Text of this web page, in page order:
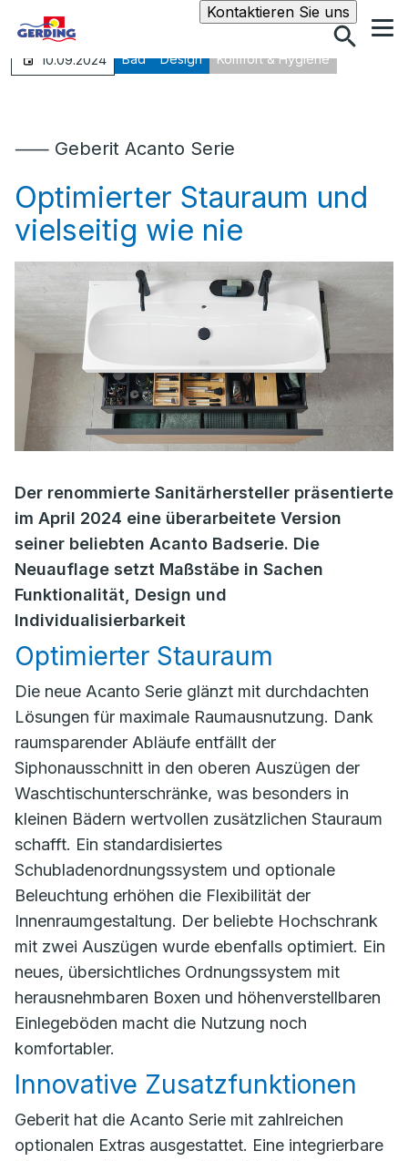
Kontaktieren Sie unsSuche
10.09.2024 Bad Design Komfort & Hygiene
⸺ Geberit Acanto Serie
Optimierter Stauraum und
vielseitig wie nie
Der renommierte Sanitärhersteller präsentierte
im April 2024 eine überarbeitete Version
seiner beliebten Acanto Badserie. Die
Neuauflage setzt Maßstäbe in Sachen
Funktionalität, Design und
Individualisierbarkeit
Optimierter Stauraum
Die neue Acanto Serie glänzt mit durchdachten
Lösungen für maximale Raumausnutzung. Dank
raumsparender Abläufe entfällt der
Siphonausschnitt in den oberen Auszügen der
Waschtischunterschränke, was besonders in
kleinen Bädern wertvollen zusätzlichen Stauraum
schafft. Ein standardisiertes
Schubladenordnungssystem und optionale
Beleuchtung erhöhen die Flexibilität der
Innenraumgestaltung. Der beliebte Hochschrank
mit zwei Auszügen wurde ebenfalls optimiert. Ein
neues, übersichtliches Ordnungssystem mit
herausnehmbaren Boxen und höhenverstellbaren
Einlegeböden macht die Nutzung noch
komfortabler.
Innovative Zusatzfunktionen
Geberit hat die Acanto Serie mit zahlreichen
optionalen Extras ausgestattet. Eine integrierbare